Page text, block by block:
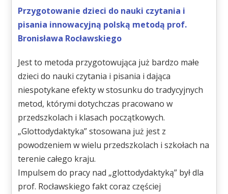
Przygotowanie dzieci do nauki czytania i
pisania innowacyjną polską metodą prof.
Bronisława Rocławskiego
Jest to metoda przygotowująca już bardzo małe
dzieci do nauki czytania i pisania i dająca
niespotykane efekty w stosunku do tradycyjnych
metod, którymi dotychczas pracowano w
przedszkolach i klasach początkowych.
„Glottodydaktyka” stosowana już jest z
powodzeniem w wielu przedszkolach i szkołach na
terenie całego kraju.
Impulsem do pracy nad „glottodydaktyką” był dla
prof. Rocławskiego fakt coraz częściej